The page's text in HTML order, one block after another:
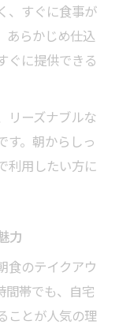
、すぐに食事が
あらかじめ仕込
ぐに提供できる
リーズナブルな
す。朝からしっ
利用したい方に
力
食のテイクアウ
間帯でも、自宅
ことが人気の理